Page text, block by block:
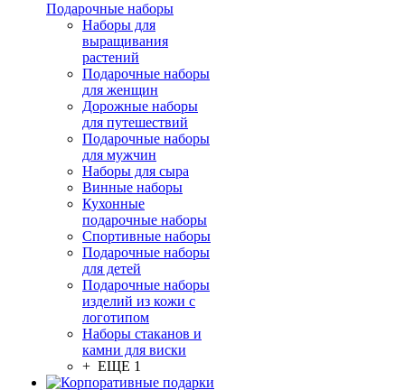
Подарочные наборы
Наборы для
выращивания
растений
Подарочные наборы
для женщин
Дорожные наборы
для путешествий
Подарочные наборы
для мужчин
Наборы для сыра
Винные наборы
Кухонные
подарочные наборы
Спортивные наборы
Подарочные наборы
для детей
Подарочные наборы
изделий из кожи с
логотипом
Наборы стаканов и
камни для виски
+ ЕЩЕ 1